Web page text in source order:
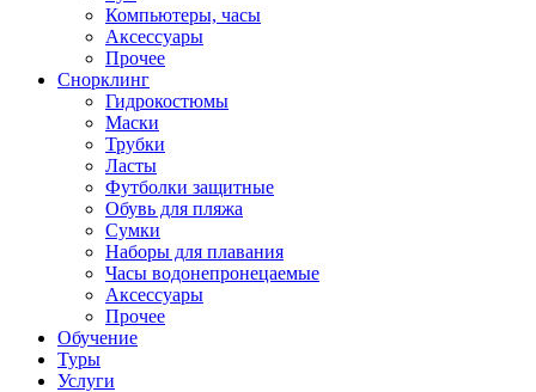
Компьютеры, часы
Аксессуары
Прочее
Снорклинг
Гидрокостюмы
Маски
Трубки
Ласты
Футболки защитные
Обувь для пляжа
Сумки
Наборы для плавания
Часы водонепронецаемые
Аксессуары
Прочее
Обучение
Туры
Услуги